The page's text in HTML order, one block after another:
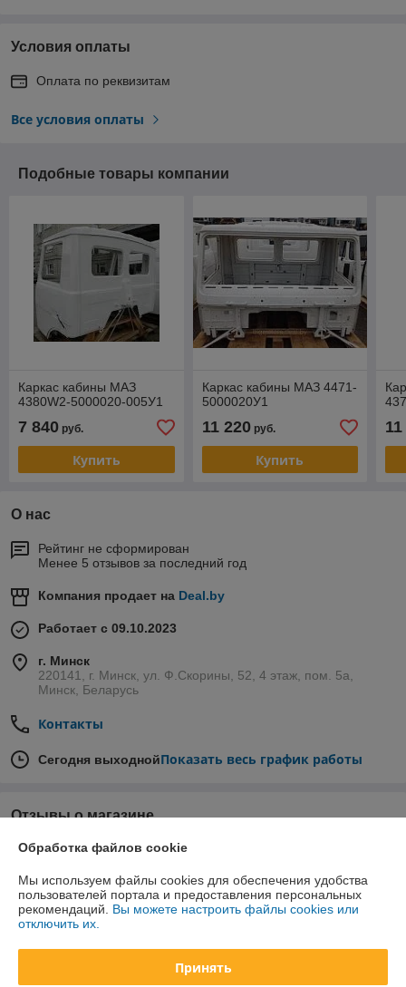
Условия оплаты
Оплата по реквизитам
Все условия оплаты
Подобные товары компании
Каркас кабины МАЗ
4380W2-5000020-005У1
7 840 руб.
Купить
Каркас кабины МАЗ 4471-
5000020У1
11 220руб.
Купить
О нас
Рейтинг не сформирован
Менее 5 отзывов за последний год
Компания продает на Deal.by
Работает с 09.10.2023
г. Минск
220141, г. Минск, ул. Ф.Скорины, 52, 4 этаж, пом. 5а,
Минск, Беларусь
Контакты
Сегодня выходнойПоказать весь график работы
Отзывы о магазине
У компании пока нет отзывов, добавьте первый
О нас
Обработка файлов cookie
Мы используем файлы cookies для обеспечения удобства
пользователей портала и предоставления персональных
рекомендаций. Вы можете настроить файлы cookies или
отключить их.
Принять